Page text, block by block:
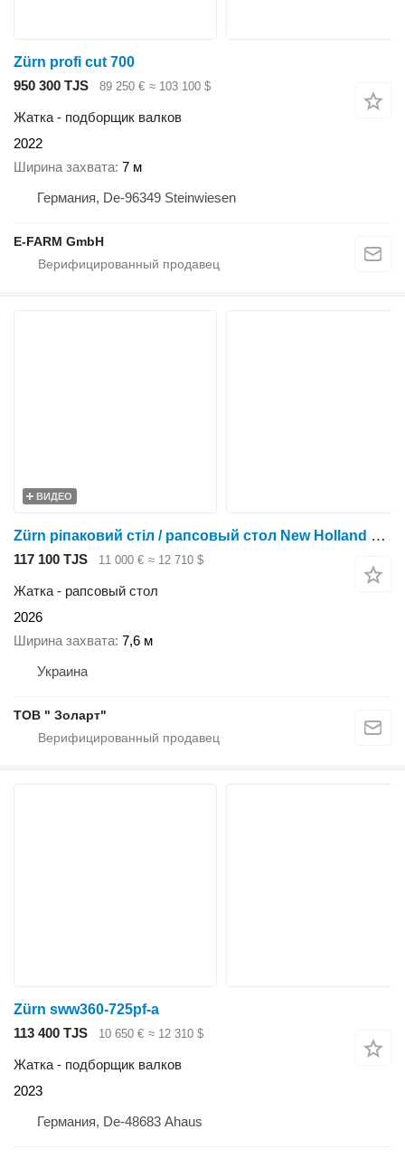
Zürn profi cut 700
950 300 TJS
89 250 € ≈ 103 100 $
Жатка - подборщик валков
2022
Ширина захвата 7 м
Германия, De-96349 Steinwiesen
E-FARM GmbH
ВИДЕО
Zürn ріпаковий стіл / рапсовый стол New Holland Super Flex
117 100 TJS 11 000 € ≈ 12 710 $
Жатка - рапсовый стол
2026
Ширина захвата 7,6 м
Украина
ТОВ " Золарт"
Zürn sww360-725pf-a
113 400 TJS
10 650 € ≈ 12 310 $
Жатка - подборщик валков
2023
Германия, De-48683 Ahaus